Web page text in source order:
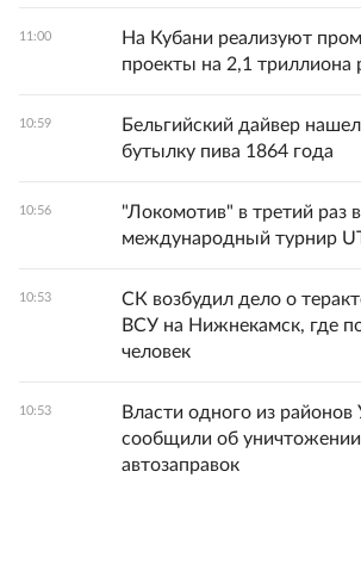
11:00
На Кубани реализуют
проекты на 2,1 триллиона
10:59
Бельгийский дайвер
бутылку пива 1864 года
10:56
"Локомотив" в третий раз
международный турнир
10:53
СК возбудил дело о
ВСУ на Нижнекамск, где
человек
10:53
Власти одного из районов
сообщили об уничтожении
автозаправок